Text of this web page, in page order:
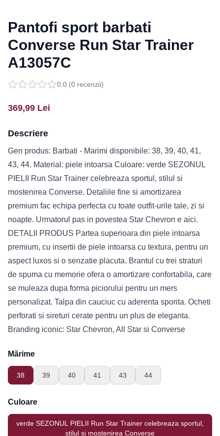
Pantofi sport barbati
Converse Run Star Trainer
A13057C
0.0 (0 recenzii)
369,99 Lei
Descriere
Gen produs: Barbati - Marimi disponibile: 38, 39, 40, 41,
43, 44. Material: piele intoarsa Culoare: verde SEZONUL
PIELII Run Star Trainer celebreaza sportul, stilul si
mostenirea Converse. Detaliile fine si amortizarea
premium fac echipa perfecta cu toate outfit-urile tale, zi si
noapte. Urmatorul pas in povestea Star Chevron e aici.
DETALII PRODUS Partea superioara din piele intoarsa
premium, cu insertii de piele intoarsa cu textura, pentru un
aspect luxos si o senzatie placuta. Brantul cu trei straturi
de spuma cu memorie ofera o amortizare confortabila, care
se muleaza dupa forma piciorului pentru un mers
personalizat. Talpa din cauciuc cu aderenta sporita. Ocheti
perforati si sireturi cerate pentru un plus de eleganta.
Branding iconic: Star Chevron, All Star si Converse
Mărime
38 39 40 41 43 44
Culoare
verde SEZONUL PIELII Run Star Trainer celebreaza sportul,
stilul si mostenirea Converse